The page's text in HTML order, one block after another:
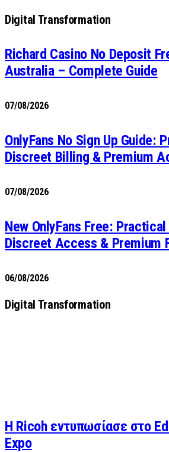
Digital Transformation
Richard Casino No Deposit
Australia – Complete Guide
07/08/2026
OnlyFans No Sign Up Guide:
Discreet Billing & Premium
07/08/2026
New OnlyFans Free:
Discreet Access & Premium
06/08/2026
Digital Transformation
Η Ricoh εντυπωσίασε στο
Expo